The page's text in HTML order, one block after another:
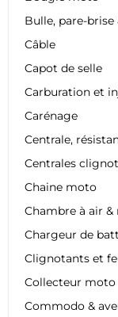
Bulle, pare-brise
Câble
Capot de selle
Carburation et
Carénage
Centrale,
Centrales
Chaine moto
Chambre à air &
Chargeur de
Clignotants et
Collecteur moto
Commodo &